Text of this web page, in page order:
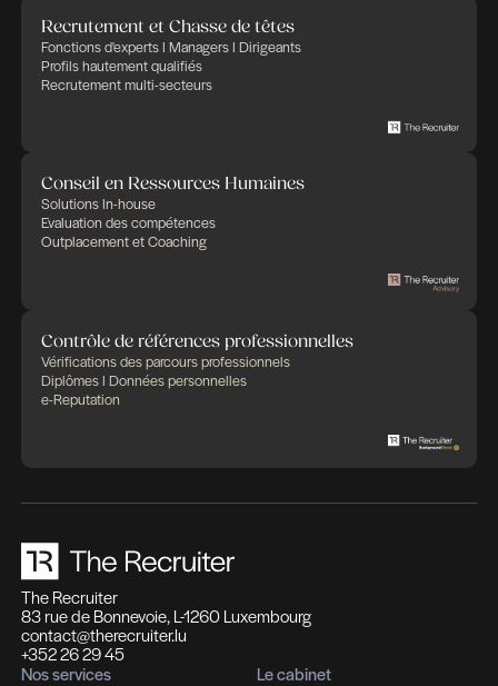
expertises/expertises/conseils-rh
Des expertises qui se
Des solutions pensées pour
différence
Recrutement et Chasse de têtes
Fonctions d'experts I Managers I Dirigeants
Profils hautement qualifiés
Recrutement multi-secteurs